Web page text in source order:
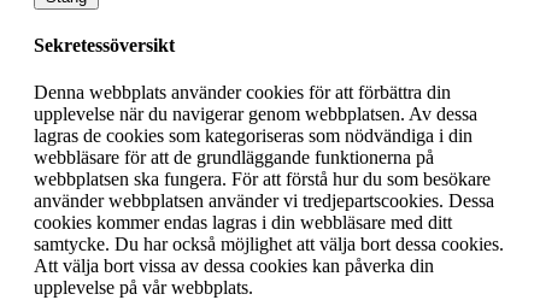
Sekretessöversikt
Denna webbplats använder cookies för att förbättra din
upplevelse när du navigerar genom webbplatsen. Av dessa
lagras de cookies som kategoriseras som nödvändiga i din
webbläsare för att de grundläggande funktionerna på
webbplatsen ska fungera. För att förstå hur du som besökare
använder webbplatsen använder vi tredjepartscookies. Dessa
cookies kommer endas lagras i din webbläsare med ditt
samtycke. Du har också möjlighet att välja bort dessa cookies.
Att välja bort vissa av dessa cookies kan påverka din
upplevelse på vår webbplats.